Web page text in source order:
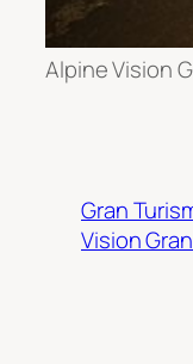
Alpine Vision
Gran
Vision